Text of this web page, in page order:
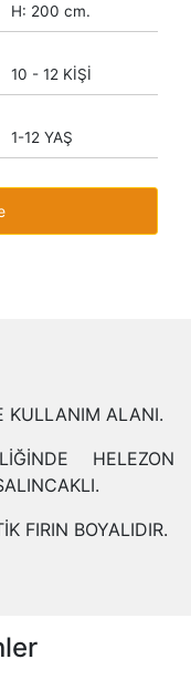
H: 200 cm.
10 - 12 KİŞİ
1-12 YAŞ
KULLANIM ALANI.
HELEZON
FIRIN BOYALIDIR.